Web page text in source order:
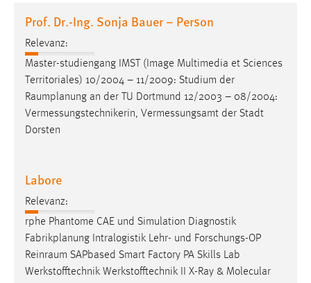
Prof. Dr.-Ing. Sonja Bauer – Person
Relevanz:
Master-studiengang IMST (Image Multimedia et Sciences
Territoriales) 10/2004 – 11/2009: Studium der
Raumplanung an der TU Dortmund 12/2003 – 08/2004:
Vermessungstechnikerin, Vermessungsamt der Stadt
Dorsten
Labore
Relevanz:
rphe Phantome CAE und Simulation Diagnostik
Fabrikplanung Intralogistik Lehr- und Forschungs-OP
Reinraum SAPbased Smart Factory PA Skills Lab
Werkstofftechnik Werkstofftechnik II X-Ray & Molecular
Performance
Name:
staticfilecache
Zweck:
Für performante Seitenauslieferung wird in diesem Cookie
gespeichert, ob man eingeloggt ist.
Name:
Zweck:
Das Cookie speichert die gewählte Sprache der Website.
Cookie Laufzeit:
30 Tage